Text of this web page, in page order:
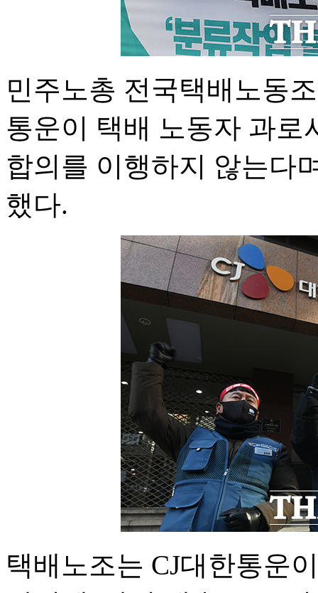
민주노총 전국택배노동
통운이 택배 노동자 과로
합의를 이행하지 않는다
했다.
택배노조는 CJ대한통운